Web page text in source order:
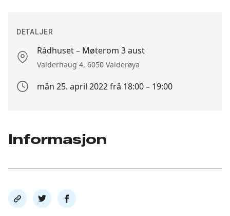
DETALJER
Stedet
Rådhuset – Møterom 3 aust
Valderhaug 4, 6050 Valderøya
Arrangement
mån 25. april 2022 frå 18:00 – 19:00
Informasjon
Del
link
Del
på
Del
på